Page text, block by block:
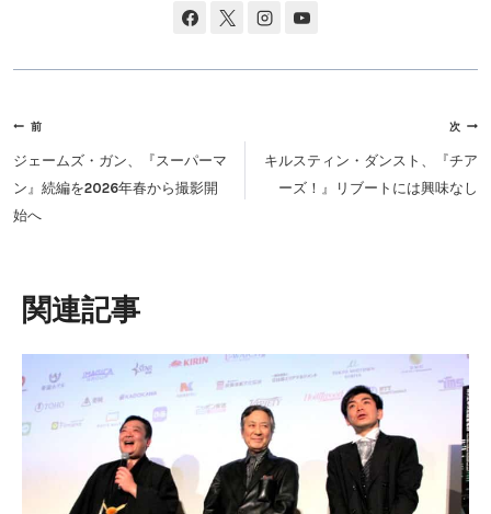
投
稿
ナ
ビ
シ
ョ
ン
前
ジェームズ・ガン、『スーパーマ
ン』続編を2026年春から撮影開
始へ
次
キルスティン・ダンスト、『チア
ーズ！』リブートには興味なし
類似投稿